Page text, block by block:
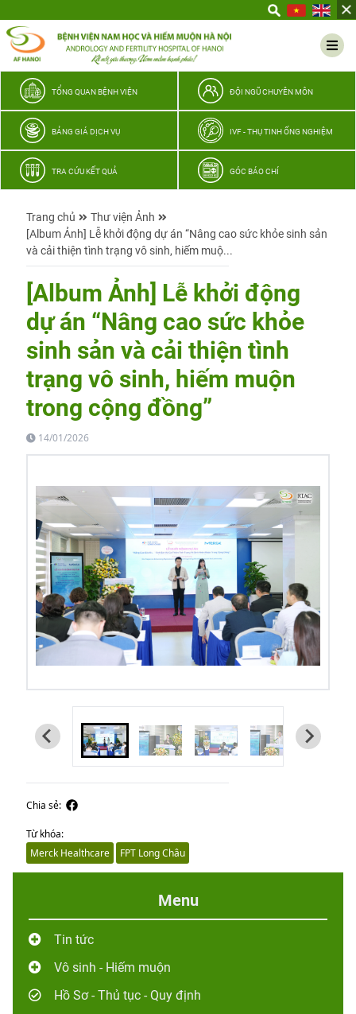
thương
TỔNG QUAN BỆNH VIỆN ĐỘI NGŨ CHUYÊN MÔN
BẢNG GIÁ DỊCH VỤ IVF - THỤ TINH ỐNG NGHIỆM
TRA CỨU KẾT QUẢ GÓC BÁO CHÍ
Trang chủ
Thư viện Ảnh
[Album Ảnh] Lễ khởi động dự án “Nâng cao sức khỏe sinh sản
và cải thiện tình trạng vô sinh, hiếm muộ...
[Album Ảnh] Lễ khởi động
dự án “Nâng cao sức khỏe
sinh sản và cải thiện tình
trạng vô sinh, hiếm muộn
trong cộng đồng”
14/01/2026
Chia sẻ:
Từ khóa:
Merck Healthcare
FPT Long Châu
Menu
Tin tức
Vô sinh - Hiếm muộn
Hồ Sơ - Thủ tục - Quy định